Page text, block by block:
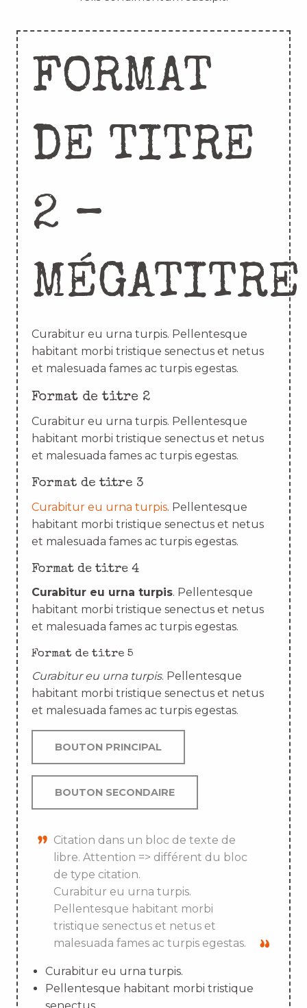
FORMAT
DE TITRE
2 –
MÉGATITRE
Curabitur eu urna turpis. Pellentesque
habitant morbi tristique senectus et netus
et malesuada fames ac turpis egestas.
Format de titre 2
Curabitur eu urna turpis. Pellentesque
habitant morbi tristique senectus et netus
et malesuada fames ac turpis egestas.
Format de titre 3
Curabitur eu urna turpis. Pellentesque
habitant morbi tristique senectus et netus
et malesuada fames ac turpis egestas.
Format de titre 4
Curabitur eu urna turpis. Pellentesque
habitant morbi tristique senectus et netus
et malesuada fames ac turpis egestas.
Format de titre 5
Curabitur eu urna turpis. Pellentesque
habitant morbi tristique senectus et netus
et malesuada fames ac turpis egestas.
BOUTON PRINCIPAL
BOUTON SECONDAIRE
Citation dans un bloc de texte de
libre. Attention => différent du bloc
de type citation.
Curabitur eu urna turpis.
Pellentesque habitant morbi
tristique senectus et netus et
malesuada fames ac turpis egestas.
Curabitur eu urna turpis.
Pellentesque habitant morbi tristique